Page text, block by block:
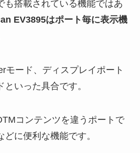
も搭載されている機能ではあ
EV3895はポート毎に表示機
モード、ディスプレイポート
いった具合です。
コンテンツを違うポートで
に便利な機能です。